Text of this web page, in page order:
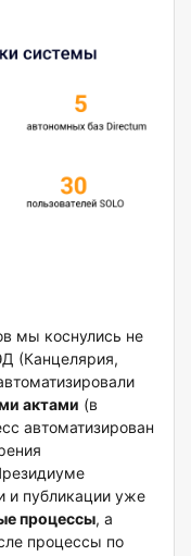
мы коснулись не
(Канцелярия,
актами (в
автоматизирован
и публикации уже
процессы, а
процессы по